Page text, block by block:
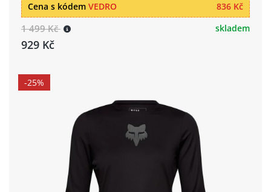
836 Kč
Cena s kódem VEDRO
1 499 Kč
929 Kč
skladem
-25%